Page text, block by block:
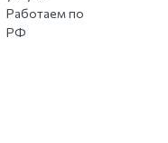
Работаем по
РФ